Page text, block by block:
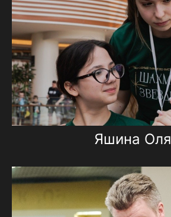
Яшина Оля